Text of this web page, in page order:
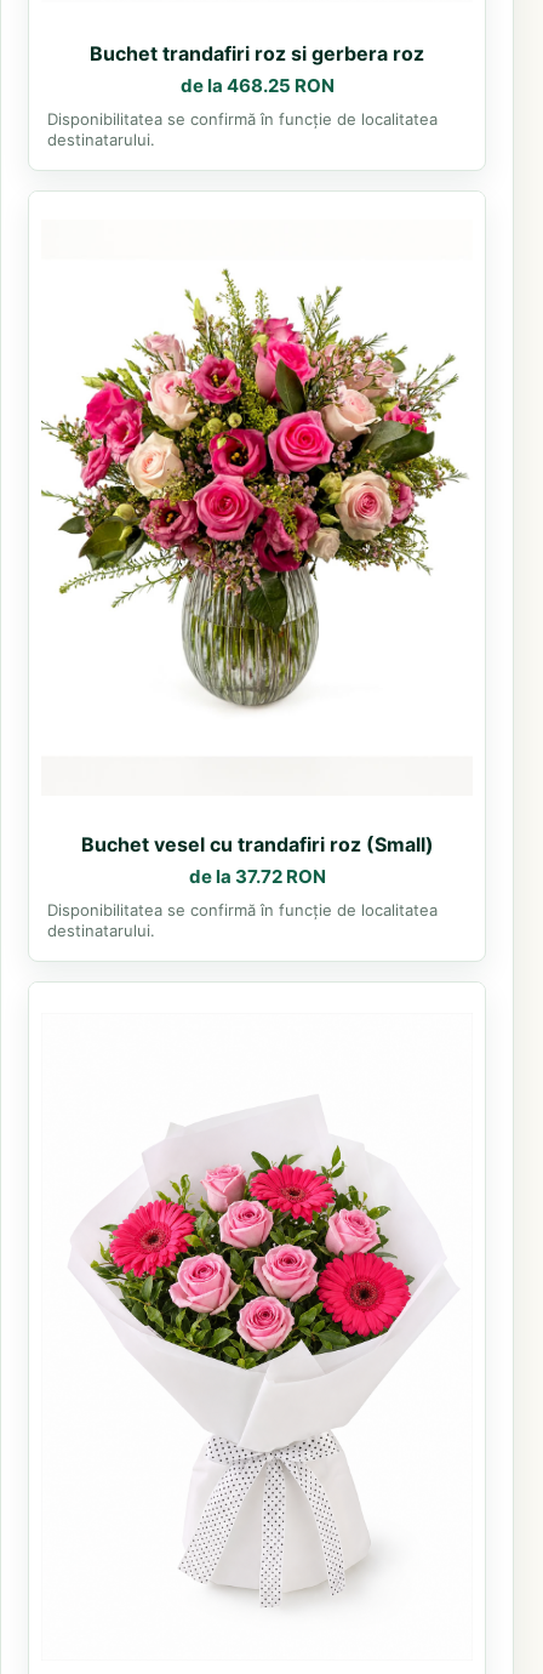
Buchet trandafiri roz si gerbera roz
de la 468.25 RON
Disponibilitatea se confirmă în funcție de localitatea
destinatarului.
Buchet vesel cu trandafiri roz (Small)
de la 37.72 RON
Disponibilitatea se confirmă în funcție de localitatea
destinatarului.